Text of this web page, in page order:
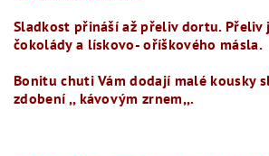
Sladkost přináší až přeliv dortu.
čokolády a lískovo- oříškového másla.
Bonitu chuti Vám dodají malé kousky
zdobení ,, kávovým zrnem,,.